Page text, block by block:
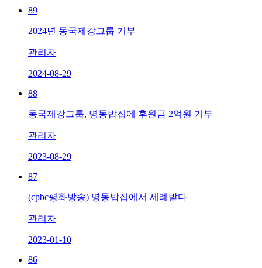
89
2024년 동국제강그룹 기부
관리자
2024-08-29
88
동국제강그룹, 명동밥집에 후원금 2억원 기부
관리자
2023-08-29
87
(cpbc평화방송) 명동밥집에서 세례받다
관리자
2023-01-10
86